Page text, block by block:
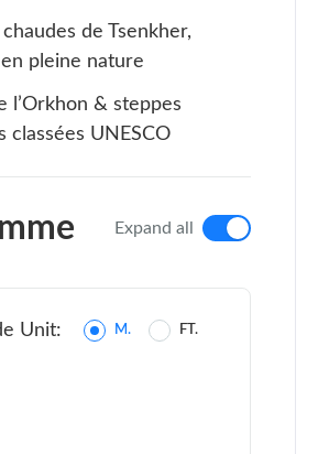
de Tsenkher,
pleine nature
l’Orkhon & steppes
classées UNESCO
Expand all
Unit: M. FT.